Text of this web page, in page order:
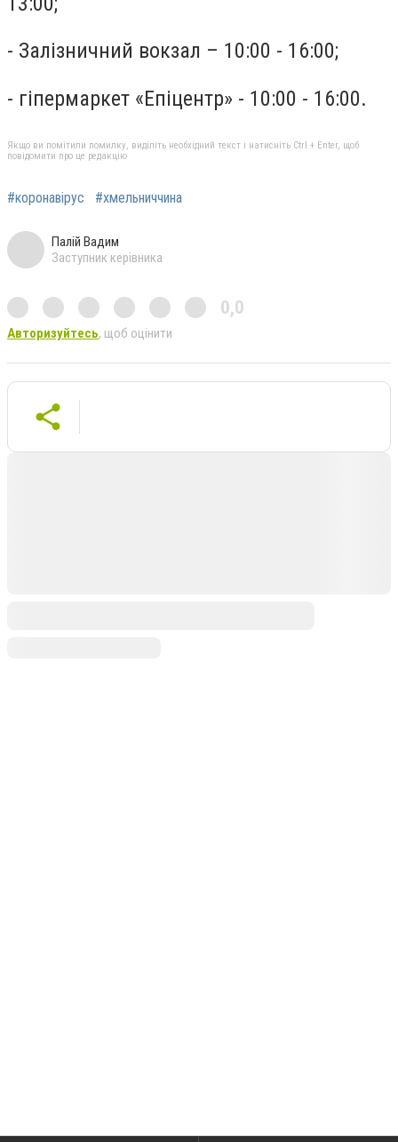
- Залізничний вокзал – 10:00 - 16:00;
- гіпермаркет «Епіцентр» - 10:00 - 16:00.
Якщо ви помітили помилку, виділіть необхідний текст і натисніть Ctrl + Enter, щоб
повідомити про це редакцію
#коронавірус #хмельниччина
Палій Вадим
Заступник керівника
0,0
Авторизуйтесь, щоб оцінити